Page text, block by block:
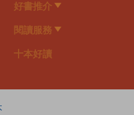
好書推介
閱讀服務
十本好讀